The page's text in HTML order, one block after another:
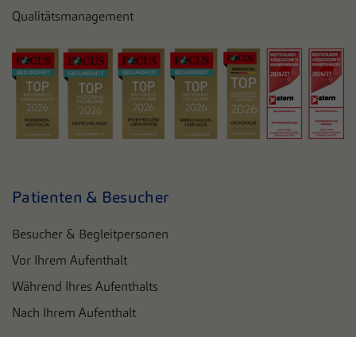
Qualitätsmanagement
Patienten & Besucher
Besucher & Begleitpersonen
Vor Ihrem Aufenthalt
Während Ihres Aufenthalts
Nach Ihrem Aufenthalt